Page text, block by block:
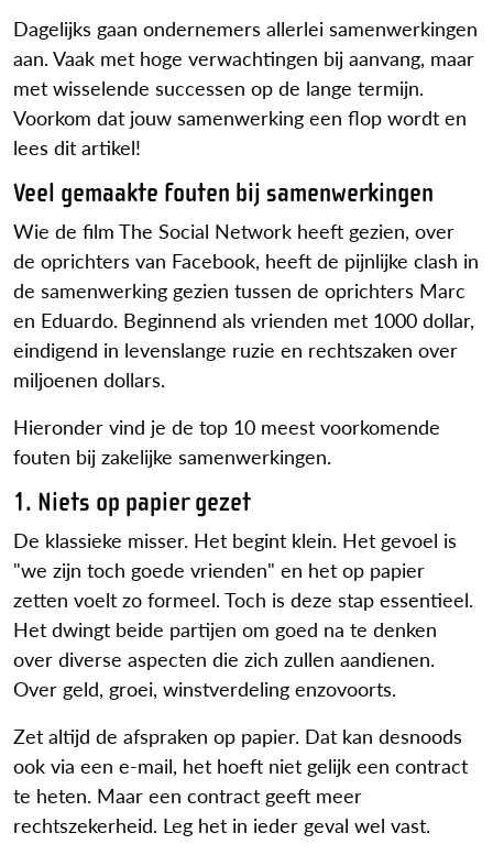
Dagelijks gaan ondernemers allerlei samenwerkingen
aan. Vaak met hoge verwachtingen bij aanvang, maar
met wisselende successen op de lange termijn.
Voorkom dat jouw samenwerking een flop wordt en
lees dit artikel!
Veel gemaakte fouten bij samenwerkingen
Wie de film The Social Network heeft gezien, over
de oprichters van Facebook, heeft de pijnlijke clash in
de samenwerking gezien tussen de oprichters Marc
en Eduardo. Beginnend als vrienden met 1000 dollar,
eindigend in levenslange ruzie en rechtszaken over
miljoenen dollars.
Hieronder vind je de top 10 meest voorkomende
fouten bij zakelijke samenwerkingen.
1. Niets op papier gezet
De klassieke misser. Het begint klein. Het gevoel is
"we zijn toch goede vrienden" en het op papier
zetten voelt zo formeel. Toch is deze stap essentieel.
Het dwingt beide partijen om goed na te denken
over diverse aspecten die zich zullen aandienen.
Over geld, groei, winstverdeling enzovoorts.
Zet altijd de afspraken op papier. Dat kan desnoods
ook via een e-mail, het hoeft niet gelijk een contract
te heten. Maar een contract geeft meer
rechtszekerheid. Leg het in ieder geval wel vast.